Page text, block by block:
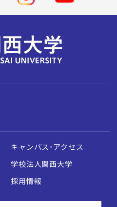
キャンパス・アクセス
学校法人関西大学
採用情報